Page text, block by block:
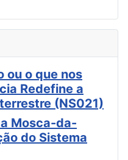
ou o que nos
Redefine a
(NS021)
Mosca-da-
do Sistema